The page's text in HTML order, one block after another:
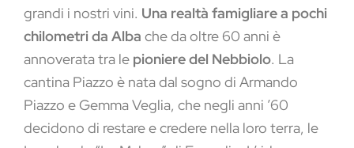
grandi i nostri vini. Una realtà famigliare a pochi
chilometri da Alba che da oltre 60 anni è
annoverata tra le pioniere del Nebbiolo. La
cantina Piazzo è nata dal sogno di Armando
Piazzo e Gemma Veglia, che negli anni ’60
decidono di restare e credere nella loro terra, le